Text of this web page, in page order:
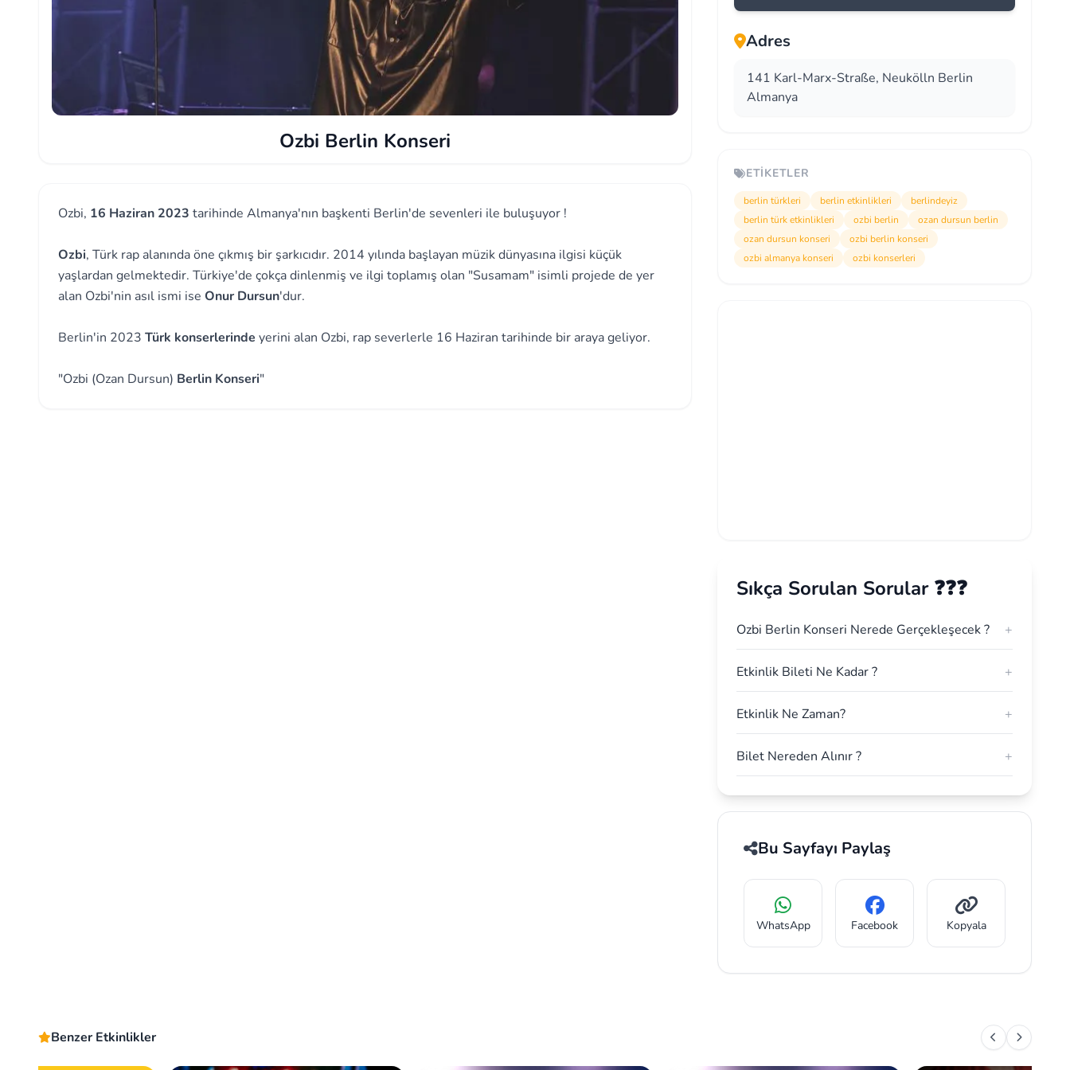
Ozbi Berlin Konseri
Ozbi, 16 Haziran 2023 tarihinde Almanya'nın başkenti Berlin'de sevenleri ile buluşuyor !
Ozbi, Türk rap alanında öne çıkmış bir şarkıcıdır. 2014 yılında başlayan müzik dünyasına ilgisi küçük
yaşlardan gelmektedir. Türkiye'de çokça dinlenmiş ve ilgi toplamış olan "Susamam" isimli projede de yer
alan Ozbi'nin asıl ismi ise Onur Dursun'dur.
Berlin'in 2023 Türk konserlerinde yerini alan Ozbi, rap severlerle 16 Haziran tarihinde bir araya geliyor.
"Ozbi (Ozan Dursun) Berlin Konseri"
Adres
141 Karl-Marx-Straße, Neukölln Berlin
Almanya
ETIKETLER
berlin türkleri berlin etkinlikleri
berlindeyiz
berlin türk etkinlikleri
ozbi berlin
ozan dursun berlin
ozan dursun konseri
ozbi berlin konseri
ozbi almanya konseri
ozbi konserleri
Sıkça Sorulan Sorular ❓❓❓
Ozbi Berlin Konseri Nerede Gerçekleşecek ? +
Etkinlik Bileti Ne Kadar ? +
Etkinlik Ne Zaman? +
Bilet Nereden Alınır ? +
Bu Sayfayı Paylaş
WhatsApp Facebook Kopyala
Benzer Etkinlikler